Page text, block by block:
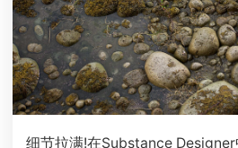
细节拉满!在Substance